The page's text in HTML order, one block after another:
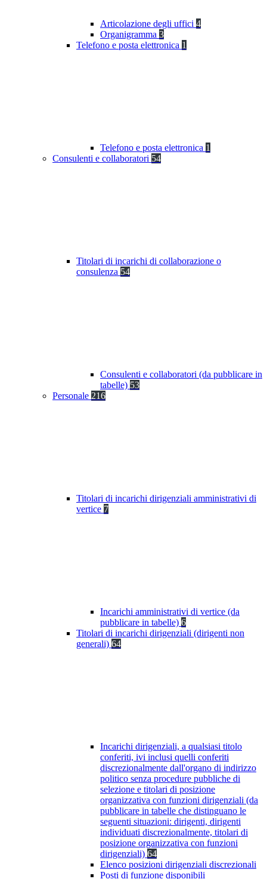
Articolazione degli uffici 4
Organigramma 3
Telefono e posta elettronica 1
Telefono e posta elettronica 1
Consulenti e collaboratori 54
Titolari di incarichi di collaborazione o
consulenza 54
Consulenti e collaboratori (da pubblicare in
tabelle) 53
Personale 216
Titolari di incarichi dirigenziali amministrativi di
vertice 7
Incarichi amministrativi di vertice (da
pubblicare in tabelle) 6
Titolari di incarichi dirigenziali (dirigenti non
generali) 64
Incarichi dirigenziali, a qualsiasi titolo
conferiti, ivi inclusi quelli conferiti
discrezionalmente dall'organo di indirizzo
politico senza procedure pubbliche di
selezione e titolari di posizione
organizzativa con funzioni dirigenziali (da
pubblicare in tabelle che distinguano le
seguenti situazioni: dirigenti, dirigenti
individuati discrezionalmente, titolari di
posizione organizzativa con funzioni
dirigenziali) 64
Elenco posizioni dirigenziali discrezionali
Posti di funzione disponibili